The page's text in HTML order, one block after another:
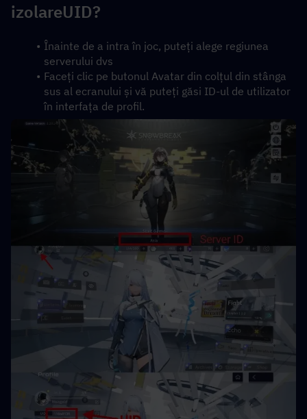
izolareUID?
Înainte de a intra în joc, puteți alege regiunea
serverului dvs
Faceți clic pe butonul Avatar din colțul din stânga
sus al ecranului și vă puteți găsi ID-ul de utilizator
în interfața de profil.